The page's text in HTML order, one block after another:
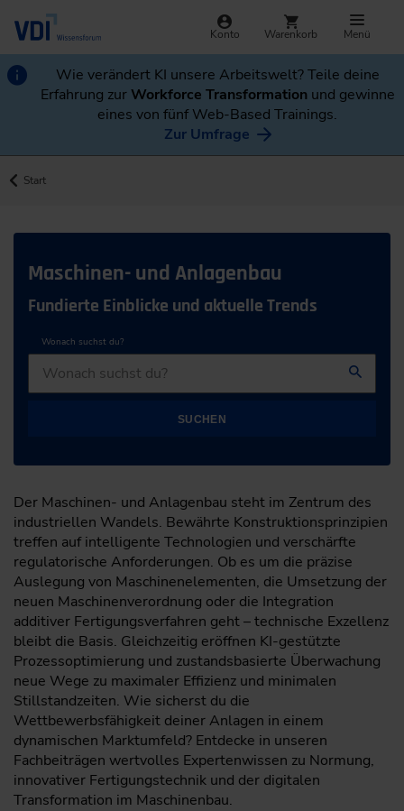
Konto Warenkorb Menü
Wie verändert KI unsere Arbeitswelt? Teile deine
Erfahrung zurWorkforce Transformation und gewinne
eines von fünf Web-Based Trainings.
Zur Umfrage
Start
Maschinen- und Anlagenbau
Fundierte Einblicke und aktuelle Trends
Wonach suchst du?
SUCHEN
Der Maschinen- und Anlagenbau steht im Zentrum des
industriellen Wandels. Bewährte Konstruktionsprinzipien
treffen auf intelligente Technologien und verschärfte
regulatorische Anforderungen. Ob es um die präzise
Auslegung von Maschinenelementen, die Umsetzung der
neuen Maschinenverordnung oder die Integration
additiver Fertigungsverfahren geht – technische Exzellenz
bleibt die Basis. Gleichzeitig eröffnen KI-gestützte
Prozessoptimierung und zustandsbasierte Überwachung
neue Wege zu maximaler Effizienz und minimalen
Stillstandzeiten. Wie sicherst du die
Wettbewerbsfähigkeit deiner Anlagen in einem
dynamischen Marktumfeld? Entdecke in unseren
Fachbeiträgen wertvolles Expertenwissen zu Normung,
innovativer Fertigungstechnik und der digitalen
Transformation im Maschinenbau.